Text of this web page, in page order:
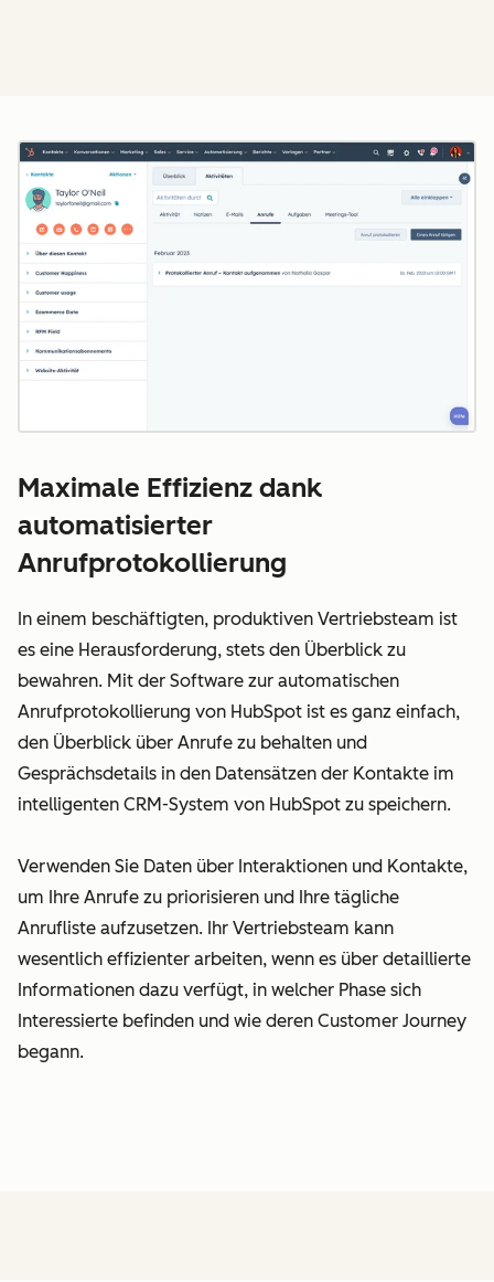
Maximale Effizienz dank
automatisierter
Anrufprotokollierung
In einem beschäftigten, produktiven Vertriebsteam ist
es eine Herausforderung, stets den Überblick zu
bewahren. Mit der Software zur automatischen
Anrufprotokollierung von HubSpot ist es ganz einfach,
den Überblick über Anrufe zu behalten und
Gesprächsdetails in den Datensätzen der Kontakte im
intelligenten CRM-System von HubSpot zu speichern.
Verwenden Sie Daten über Interaktionen und Kontakte,
um Ihre Anrufe zu priorisieren und Ihre tägliche
Anrufliste aufzusetzen. Ihr Vertriebsteam kann
wesentlich effizienter arbeiten, wenn es über detaillierte
Informationen dazu verfügt, in welcher Phase sich
Interessierte befinden und wie deren Customer Journey
begann.